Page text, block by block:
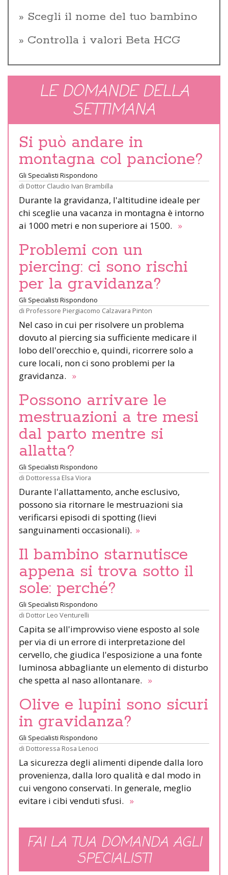
Scegli il nome del tuo bambino
Controlla i valori Beta HCG
LE DOMANDE DELLA
SETTIMANA
Si può andare in
montagna col pancione?
Gli Specialisti Rispondono
di Dottor Claudio Ivan Brambilla
Durante la gravidanza, l'altitudine ideale per
chi sceglie una vacanza in montagna è intorno
ai 1000 metri e non superiore ai 1500. »
Problemi con un
piercing: ci sono rischi
per la gravidanza?
Gli Specialisti Rispondono
di Professore Piergiacomo Calzavara Pinton
Nel caso in cui per risolvere un problema
dovuto al piercing sia sufficiente medicare il
lobo dell'orecchio e, quindi, ricorrere solo a
cure locali, non ci sono problemi per la
gravidanza. »
Possono arrivare le
mestruazioni a tre mesi
dal parto mentre si
allatta?
Gli Specialisti Rispondono
di Dottoressa Elsa Viora
Durante l'allattamento, anche esclusivo,
possono sia ritornare le mestruazioni sia
verificarsi episodi di spotting (lievi
sanguinamenti occasionali). »
Il bambino starnutisce
appena si trova sotto il
sole: perché?
Gli Specialisti Rispondono
di Dottor Leo Venturelli
Capita se all'improvviso viene esposto al sole
per via di un errore di interpretazione del
cervello, che giudica l'esposizione a una fonte
luminosa abbagliante un elemento di disturbo
che spetta al naso allontanare. »
Olive e lupini sono sicuri
in gravidanza?
Gli Specialisti Rispondono
di Dottoressa Rosa Lenoci
La sicurezza degli alimenti dipende dalla loro
provenienza, dalla loro qualità e dal modo in
cui vengono conservati. In generale, meglio
evitare i cibi venduti sfusi. »
FAI LA TUA DOMANDA AGLI
SPECIALISTI